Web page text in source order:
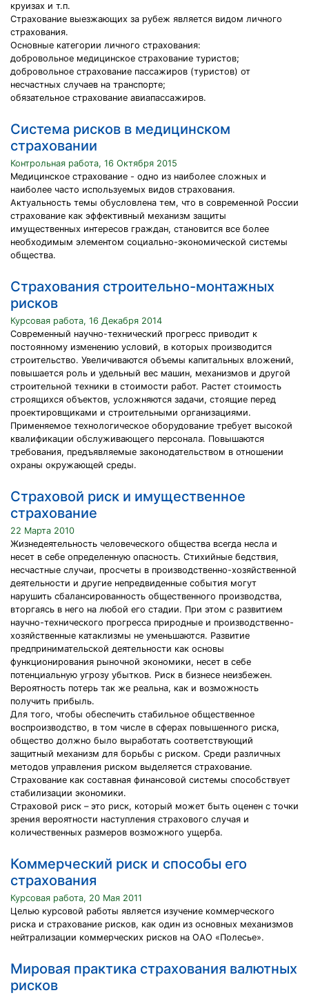
круизах и т.п.
Страхование выезжающих за рубеж является видом личного
страхования.
Основные категории личного страхования:
добровольное медицинское страхование туристов;
добровольное страхование пассажиров (туристов) от
несчастных случаев на транспорте;
обязательное страхование авиапассажиров.
Система рисков в медицинском
страховании
Контрольная работа, 16 Октября 2015
Медицинское страхование - одно из наиболее сложных и
наиболее часто используемых видов страхования.
Актуальность темы обусловлена тем, что в современной России
страхование как эффективный механизм защиты
имущественных интересов граждан, становится все более
необходимым элементом социально-экономической системы
общества.
Страхования строительно-монтажных
рисков
Курсовая работа, 16 Декабря 2014
Современный научно-технический прогресс приводит к
постоянному изменению условий, в которых производится
строительство. Увеличиваются объемы капитальных вложений,
повышается роль и удельный вес машин, механизмов и другой
строительной техники в стоимости работ. Растет стоимость
строящихся объектов, усложняются задачи, стоящие перед
проектировщиками и строительными организациями.
Применяемое технологическое оборудование требует высокой
квалификации обслуживающего персонала. Повышаются
требования, предъявляемые законодательством в отношении
охраны окружающей среды.
Страховой риск и имущественное
страхование
22 Марта 2010
Жизнедеятельность человеческого общества всегда несла и
несет в себе определенную опасность. Стихийные бедствия,
несчастные случаи, просчеты в производственно-хозяйственной
деятельности и другие непредвиденные события могут
нарушить сбалансированность общественного производства,
вторгаясь в него на любой его стадии. При этом с развитием
научно-технического прогресса природные и производственно-
хозяйственные катаклизмы не уменьшаются. Развитие
предпринимательской деятельности как основы
функционирования рыночной экономики, несет в себе
потенциальную угрозу убытков. Риск в бизнесе неизбежен.
Вероятность потерь так же реальна, как и возможность
получить прибыль.
Для того, чтобы обеспечить стабильное общественное
воспроизводство, в том числе в сферах повышенного риска,
общество должно было выработать соответствующий
защитный механизм для борьбы с риском. Среди различных
методов управления риском выделяется страхование.
Страхование как составная финансовой системы способствует
стабилизации экономики.
Страховой риск – это риск, который может быть оценен с точки
зрения вероятности наступления страхового случая и
количественных размеров возможного ущерба.
Коммерческий риск и способы его
страхования
Курсовая работа, 20 Мая 2011
Целью курсовой работы является изучение коммерческого
риска и страхование рисков, как один из основных механизмов
нейтрализации коммерческих рисков на ОАО «Полесье».
Мировая практика страхования валютных
рисков